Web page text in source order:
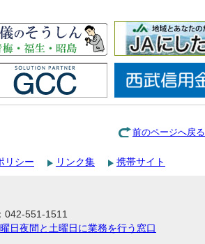
前のページへ戻る
リシー リンク集 携帯サイト
551-1511
日夜間と土曜日に業務を行う窓口